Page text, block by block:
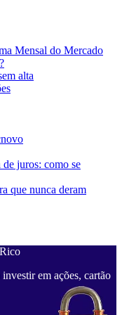
Mensal do Mercado
em alta
novo
juros: como se
que nunca deram
em ações, cartão